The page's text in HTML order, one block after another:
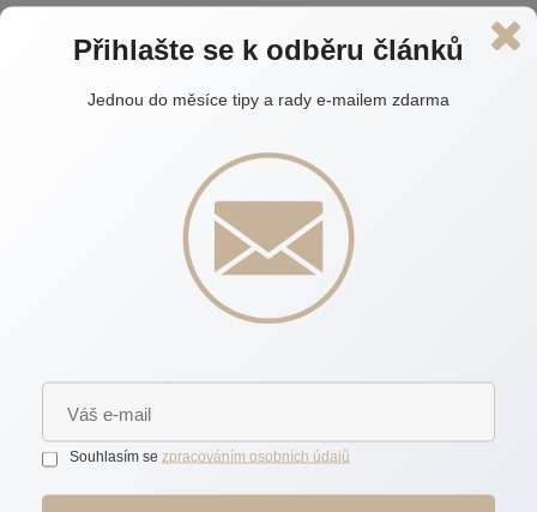
Pavla Anna Doležalová
Nemovitosti srdcem i rozumem.
Přihlašte se k odběru článků
Jednou do měsíce tipy a rady e-mailem zdarma
Souhlasím se zpracováním osobních údajů